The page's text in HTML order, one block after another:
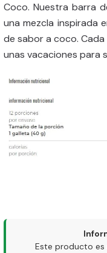
Coco. Nuestra barra
una mezcla inspirada
de sabor a coco.
unas vacaciones para
Este producto es